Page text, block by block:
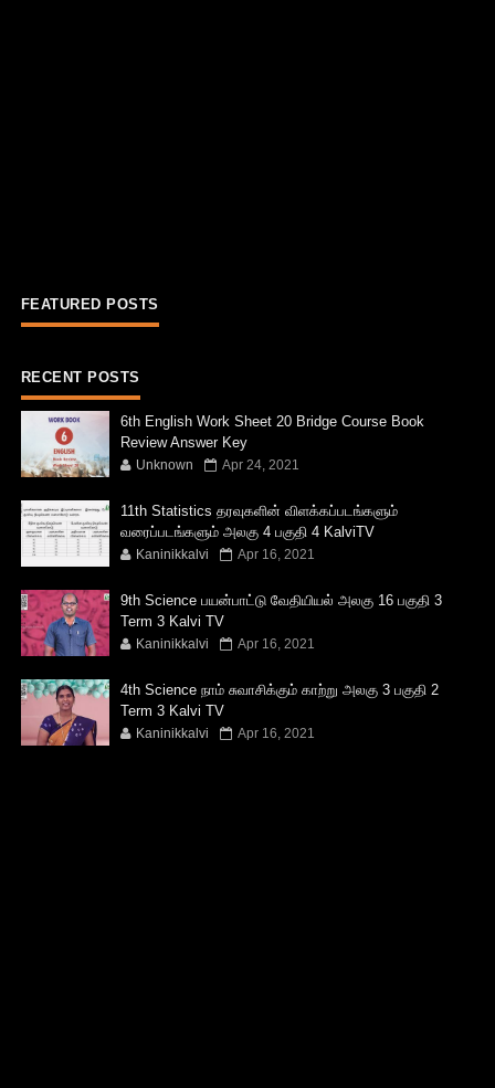
FEATURED POSTS
RECENT POSTS
6th English Work Sheet 20 Bridge Course Book
Review Answer Key
Unknown Apr 24, 2021
11th Statistics தரவுகளின் விளக்கப்படங்களும்
வரைப்படங்களும் அலகு 4 பகுதி 4 KalviTV
Kaninikkalvi Apr 16, 2021
9th Science பயன்பாட்டு வேதியியல் அலகு 16 பகுதி 3
Term 3 Kalvi TV
Kaninikkalvi Apr 16, 2021
4th Science நாம் சுவாசிக்கும் காற்று அலகு 3 பகுதி 2
Term 3 Kalvi TV
Kaninikkalvi Apr 16, 2021